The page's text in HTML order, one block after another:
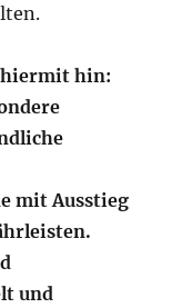
hiermit hin:
mit Ausstieg
und